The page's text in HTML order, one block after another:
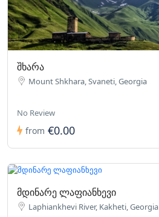
შხარა
Mount Shkhara, Svaneti, Georgia
No Review
from €0.00
მდინარე ლაფიანხევი
Laphiankhevi River, Kakheti, Georgia